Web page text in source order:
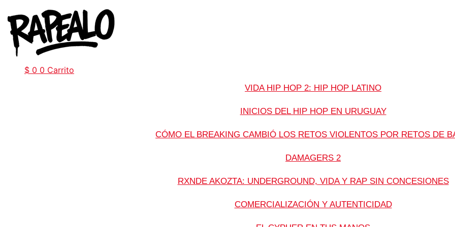
al
contenido
$ 0 0 Carrito
VIDA HIP HOP 2: HIP HOP LATINO
INICIOS DEL HIP HOP EN URUGUAY
CÓMO EL BREAKING CAMBIÓ LOS RETOS VIOLENTOS POR RETOS DE
DAMAGERS 2
RXNDE AKOZTA: UNDERGROUND, VIDA Y RAP SIN CONCESIONES
COMERCIALIZACIÓN Y AUTENTICIDAD